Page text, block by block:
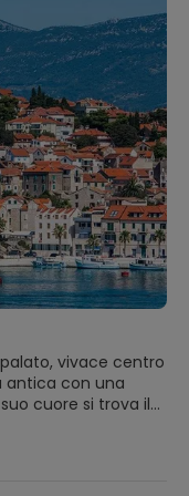
vivace centro
antica con una
cuore si trova il
Passeggiate